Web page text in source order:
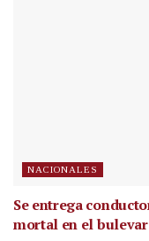
NACIONALES
Se entrega
mortal en el